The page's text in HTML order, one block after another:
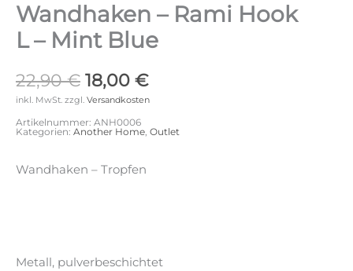
Wandhaken – Rami Hook
L – Mint Blue
22,90€ Ursprünglicher
Preis
22,90 €
18,00 €Aktueller
Preis
18,00 €.
inkl. MwSt. zzgl. Versandkosten
Artikelnummer: ANH0006
Kategorien: Another Home Outlet
Wandhaken – Tropfen
Metall, pulverbeschichtet